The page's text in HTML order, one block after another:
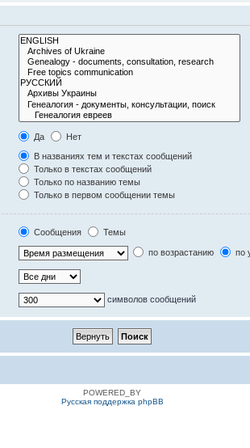
Да
Нет
В названиях тем и текстах сообщений
Только в текстах сообщений
Только по названию темы
Только в первом сообщении темы
Сообщения
Темы
по возрастанию по
символов сообщений
POWERED_BY
Русская поддержка phpBB